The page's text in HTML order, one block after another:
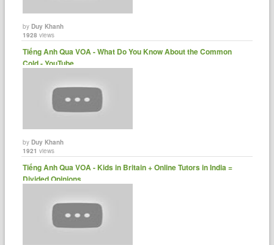
byDuy Khanh
1928 views
Tiếng Anh Qua VOA - What Do You Know About the Common
Cold - YouTube
byDuy Khanh
1921 views
Tiếng Anh Qua VOA - Kids in Britain + Online Tutors in India =
Divided Opinions......